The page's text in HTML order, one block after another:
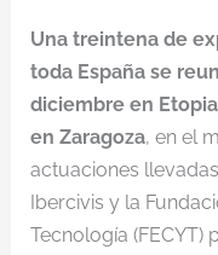
Una treintena de
toda España se
diciembre en
en Zaragoza, en el
actuaciones
Ibercivis y la
Tecnología (FECYT)